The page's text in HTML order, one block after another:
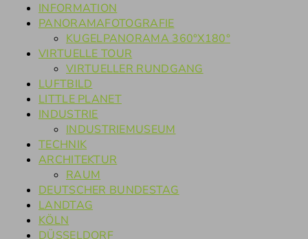
INFORMATION
PANORAMAFOTOGRAFIE
KUGELPANORAMA 360°X180°
VIRTUELLE TOUR
VIRTUELLER RUNDGANG
LUFTBILD
LITTLE PLANET
INDUSTRIE
INDUSTRIEMUSEUM
TECHNIK
ARCHITEKTUR
RAUM
DEUTSCHER BUNDESTAG
LANDTAG
KÖLN
DÜSSELDORF